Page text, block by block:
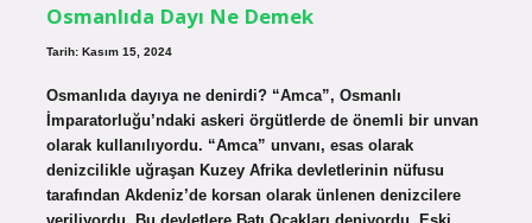
Osmanlıda Dayı Ne Demek
Tarih: Kasım 15, 2024
Osmanlıda dayıya ne denirdi? “Amca”, Osmanlı
İmparatorluğu’ndaki askeri örgütlerde de önemli bir unvan
olarak kullanılıyordu. “Amca” unvanı, esas olarak
denizcilikle uğraşan Kuzey Afrika devletlerinin nüfusu
tarafından Akdeniz’de korsan olarak ünlenen denizcilere